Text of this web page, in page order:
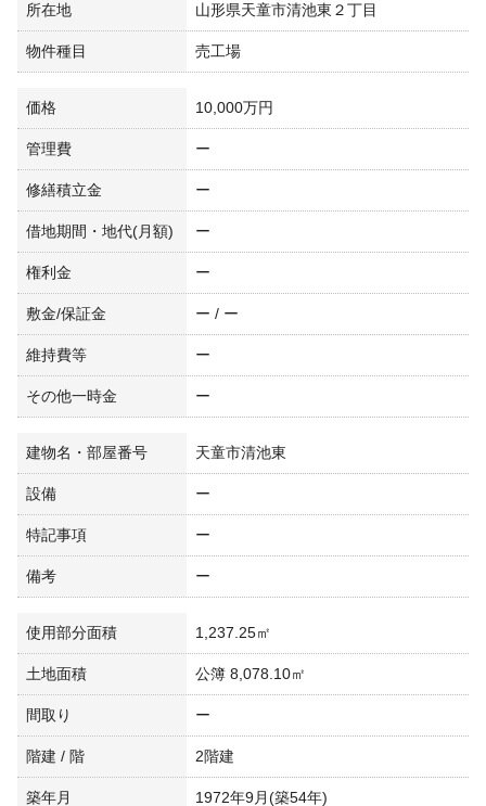
所在地 山形県天童市清池東２丁目
物件種目 売工場
価格 10,000万円
管理費 ー
修繕積立金 ー
借地期間・地代(月額) ー
権利金 ー
敷金/保証金 ー / ー
維持費等 ー
その他一時金 ー
建物名・部屋番号 天童市清池東
設備 ー
特記事項 ー
備考 ー
使用部分面積 1,237.25㎡
土地面積 公簿 8,078.10㎡
間取り ー
階建 / 階 2階建
築年月 1972年9月(築54年)